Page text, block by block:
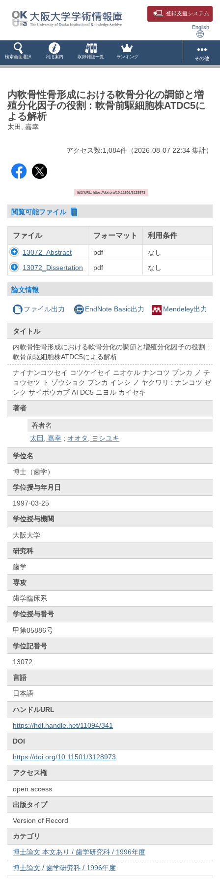
登録支援システム
English
検索画面選択 利用案内 収録雑誌一覧 ランキング その他
内軟骨性骨形成における軟骨分化の調節と増
殖分化因子の役割 : 軟骨前駆細胞株ATDC5に
よる解析
太田, 嘉幸
アクセス数:1,084件 （2026-08-07 22:34 集計）
固定URL: https://doi.org/10.11501/3128973
閲覧可能ファイル
ファイル フォーマット 利用条件
13072_Abstract pdf
なし
13072_Dissertation
pdf なし
論文情報
ファイル出力 EndNote Basic出力 Mendeley出力
タイトル
内軟骨性骨形成における軟骨分化の調節と増殖分化因子の役割 :
軟骨前駆細胞株ATDC5による解析
ナイナンコツセイ コツケイセイ ニオケル ナンコツ ブンカ ノ チ
ョウセツ ト ゾウショク ブンカ インシ ノ ヤクワリ : ナンコツ ゼ
ンク サイボウカブ ATDC5 ニヨル カイセキ
著者
著者名
太田, 嘉幸 ; オオタ, ヨシユキ
学位名
博士（歯学）
学位授与年月日
1997-03-25
学位授与機関
大阪大学
研究科
歯学
専攻
歯学臨床系
学位授与番号
甲第05886号
学位記番号
13072
言語
日本語
ハンドルURL
https://hdl.handle.net/11094/341
DOI
https://doi.org/10.11501/3128973
アクセス権
open access
出版タイプ
Version of Record
カテゴリ
博士論文 本文あり / 歯学研究科 / 1996年度
博士論文 / 歯学研究科 / 1996年度